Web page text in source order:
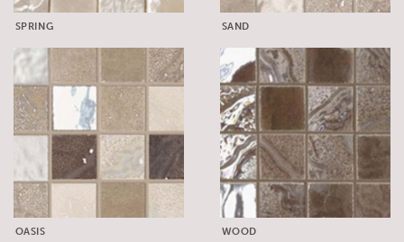
SPRING SAND
OASIS WOOD